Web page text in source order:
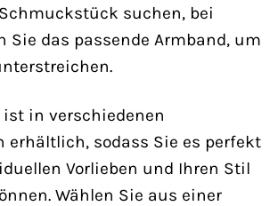
suchen, bei
Sie das passende Armband, um
ist in verschiedenen
erhältlich, sodass Sie es perfekt
Vorlieben und Ihren Stil
Wählen Sie aus einer